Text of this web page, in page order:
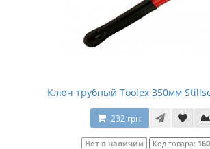
Ключ трубный Toolex 350мм
232 грн.
Нет в наличии Код товара: